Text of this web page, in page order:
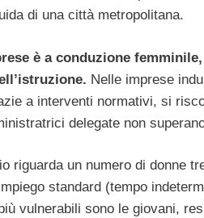
di una città metropolitana.
è a conduzione
Nelle imprese
a interventi normativi, si
delegate non
riguarda un numero di donne
standard (tempo
vulnerabili sono le giovani,